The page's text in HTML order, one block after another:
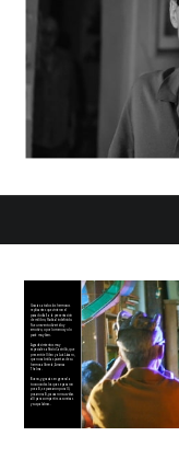
Gracias a todos los hermosos
replicantes que vinieron el
pasado día 5 a la presentación
de mi libro, Radical indefinido.
Fue un evento divertido y
emotivo, o por lo menos yo lo
pasé muy bien.
Agradecimientos muy
especiales a Rocío Castrillo, que
presentó el libro y a Luis Lázaro,
que nos abrió las puertas de su
hermosa librería, Arranca
Thelma.
Bueno, y gracias en general a
toooooodxs los que se pasaron
por allí, se pasearon por allí,
posaron allí, pausaron sus vidas
allí para compartir sus sonrisas
y sus palabras.